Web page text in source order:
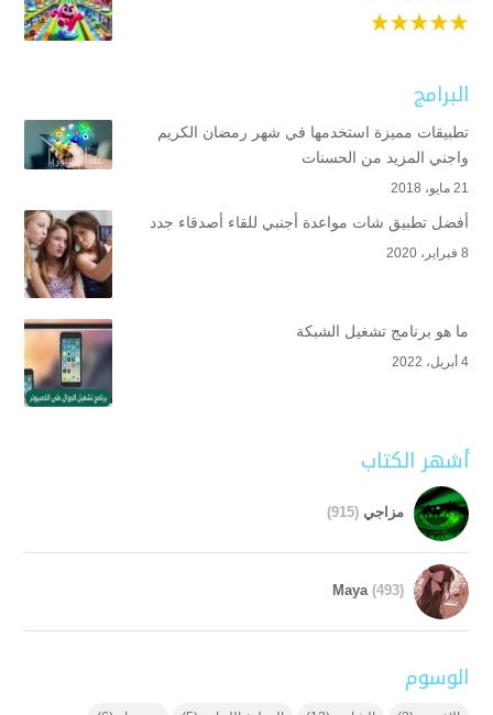
البرامج
تطبيقات مميزة استخدمها في شهر رمضان الكريم
واجني المزيد من الحسنات
21 مايو، 2018
أفضل تطبيق شات مواعدة أجنبي للقاء أصدقاء جدد
8 فبراير، 2020
ما هو برنامج تشغيل الشبكة
4 أبريل، 2022
أشهر الكتاب
مزاجي (915)
Maya (493)
الوسوم